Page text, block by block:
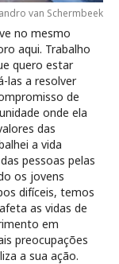
van Schermbeek
no mesmo
aqui. Trabalho
quero estar
las a resolver
de
onde ela
das
a vida
pessoas pelas
os jovens
difíceis, temos
as vidas de
em
preocupações
a sua ação.